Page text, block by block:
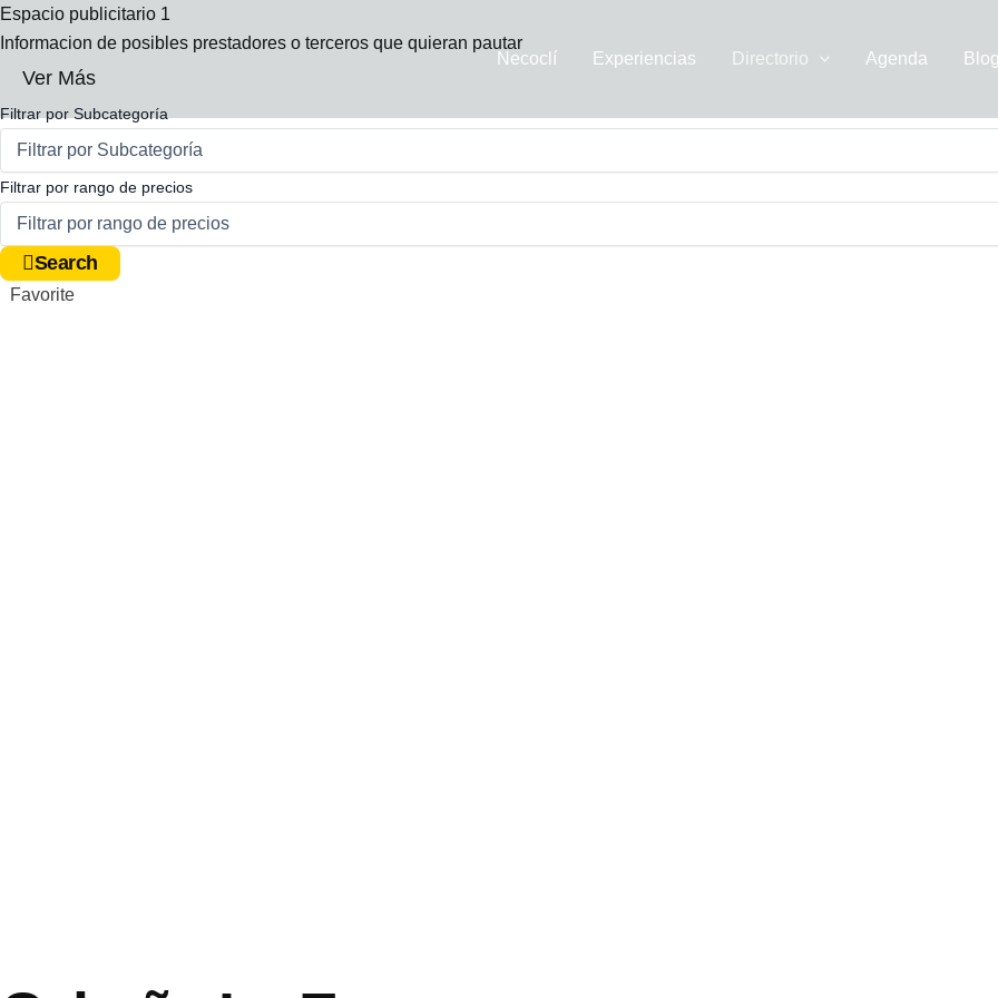
Ir
al
contenido
Necoclí Experiencias Directorio Agenda Blog
Espacio publicitario 1
Informacion de posibles prestadores o terceros que quieran pautar
Ver Más
Filtrar por Subcategoría
Filtrar por rango de precios
Search
Favorite